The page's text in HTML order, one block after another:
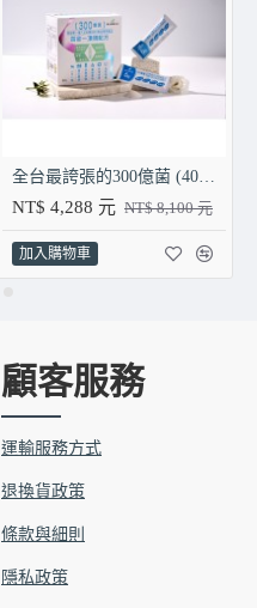
全台最誇張的300億菌 (40支/盒) X 3盒
NT$ 4,288 元 NT$ 8,100 元
加入購物車
顧客服務
運輸服務方式
退換貨政策
條款與細則
隱私政策